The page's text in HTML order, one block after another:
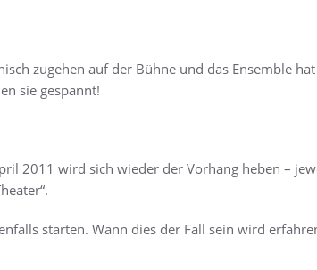
zugehen auf der Bühne und das Ensemble
sie gespannt!
2011 wird sich wieder der Vorhang heben –
starten. Wann dies der Fall sein wird